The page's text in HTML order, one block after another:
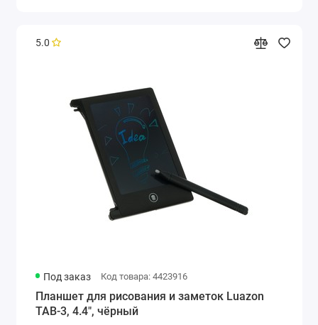
5.0
Под заказ Код товара: 4423916
Планшет для рисования и заметок Luazon
TAB-3, 4.4", чёрный